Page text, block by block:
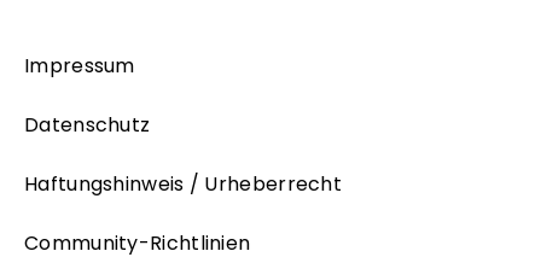
Impressum
Datenschutz
Haftungshinweis / Urheberrecht
Community-Richtlinien